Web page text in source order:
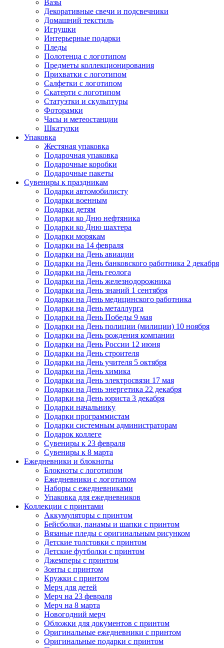
Вазы
Декоративные свечи и подсвечники
Домашний текстиль
Игрушки
Интерьерные подарки
Пледы
Полотенца с логотипом
Предметы коллекционирования
Прихватки с логотипом
Салфетки с логотипом
Скатерти с логотипом
Статуэтки и скульптуры
Фоторамки
Часы и метеостанции
Шкатулки
Упаковка
Жестяная упаковка
Подарочная упаковка
Подарочные коробки
Подарочные пакеты
Сувениры к праздникам
Подарки автомобилисту
Подарки военным
Подарки детям
Подарки ко Дню нефтяника
Подарки ко Дню шахтера
Подарки морякам
Подарки на 14 февраля
Подарки на День авиации
Подарки на День банковского работника 2 декабря
Подарки на День геолога
Подарки на День железнодорожника
Подарки на День знаний 1 сентября
Подарки на День медицинского работника
Подарки на День металлурга
Подарки на День Победы 9 мая
Подарки на День полиции (милиции) 10 ноября
Подарки на День рождения компании
Подарки на День России 12 июня
Подарки на День строителя
Подарки на День учителя 5 октября
Подарки на День химика
Подарки на День электросвязи 17 мая
Подарки на День энергетика 22 декабря
Подарки на День юриста 3 декабря
Подарки начальнику
Подарки программистам
Подарки системным администраторам
Подарок коллеге
Сувениры к 23 февраля
Сувениры к 8 марта
Ежедневники и блокноты
Блокноты с логотипом
Ежедневники с логотипом
Наборы с ежедневниками
Упаковка для ежедневников
Коллекции с принтами
Аккумуляторы с принтом
Бейсболки, панамы и шапки с принтом
Вязаные пледы с оригинальным рисунком
Детские толстовки с принтом
Детские футболки с принтом
Джемперы с принтом
Зонты с принтом
Кружки с принтом
Мерч для детей
Мерч на 23 февраля
Мерч на 8 марта
Новогодний мерч
Обложки для документов с принтом
Оригинальные ежедневники с принтом
Оригинальные подарки с принтом